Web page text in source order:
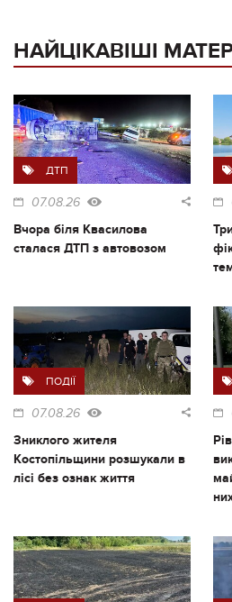
НАЙЦІКАВІШІ
ДТП
07.08.26
Вчора біля Квасилова
сталася ДТП з автовозом
ПОДІЇ
07.08.26
Зниклого жителя
Костопільщини розшукали в
лісі без ознак життя